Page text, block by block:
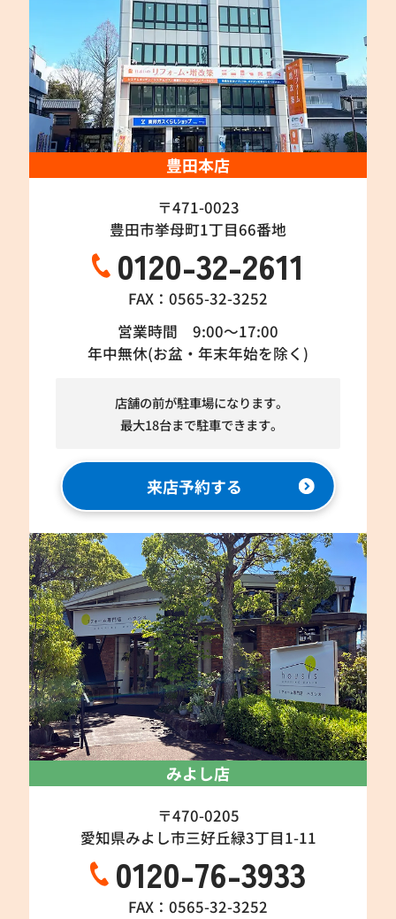
豊田本店
〒471-0023
豊田市挙母町1丁目66番地
0120-32-2611
FAX：0565-32-3252
営業時間 9:00～17:00
年中無休(お盆・年末年始を除く)
店舗の前が駐車場になります。
最大18台まで駐車できます。
来店予約する
みよし店
〒470-0205
愛知県みよし市三好丘緑3丁目1-11
0120-76-3933
FAX：0565-32-3252